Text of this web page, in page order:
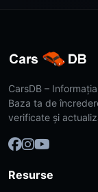
CarsDB –
Baza ta de
verificate și
Resurse